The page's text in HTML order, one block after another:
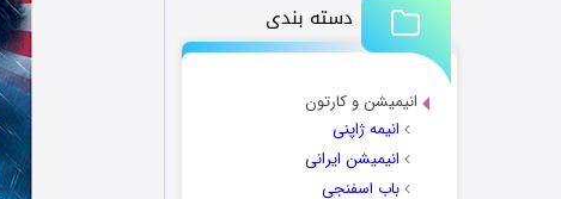
دسته بندی
انیمیشن و کارتون
انیمه ژاپنی
انیمیشن ایرانی
باب اسفنجی